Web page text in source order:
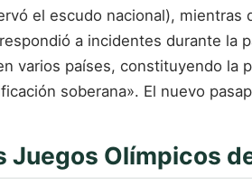
el escudo nacional),
a incidentes durante
varios países, constituyendo
soberana». El nuevo
Juegos Olímpicos